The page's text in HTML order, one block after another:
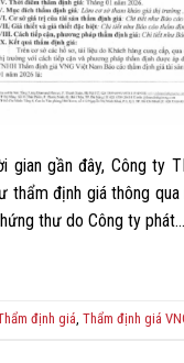
gian gần đây, Công ty
thẩm định giá thông
thư do Công ty phát…
định giá Thẩm định giá